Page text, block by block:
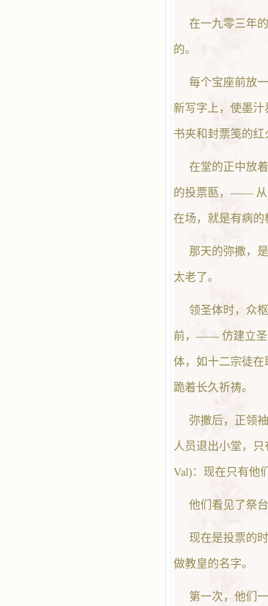
在一九零三年
的。
每个宝座前放
新写字上，使墨
书夹和封票笺的
在堂的正中放
的投票匦，—— 从
在场，就是有病
那天的弥撒，
太老了。
领圣体时，众
前，—— 仿建立圣
体，如十二宗徒
跪着长久祈祷。
弥撒后，正领
人员退出小堂，
Val)：现在只有他
他们看见了祭
现在是投票的
做教皇的名字。
第一次，他们